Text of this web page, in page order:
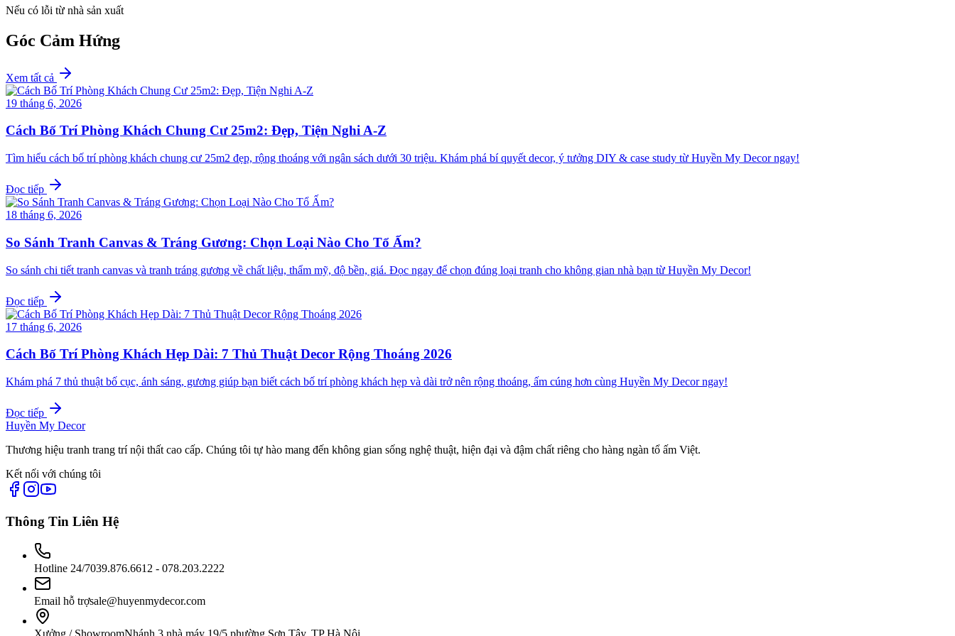
Nếu có lỗi từ nhà sản xuất
Góc Cảm Hứng
Xem tất cả
19 tháng 6, 2026
Cách Bố Trí Phòng Khách Chung Cư 25m2: Đẹp, Tiện Nghi A-Z
Tìm hiểu cách bố trí phòng khách chung cư 25m2 đẹp, rộng thoáng với ngân sách dưới 30 triệu. Khám phá bí quyết decor, ý tưởng DIY & case study từ Huyền My Decor ngay!
Đọc tiếp
18 tháng 6, 2026
So Sánh Tranh Canvas & Tráng Gương: Chọn Loại Nào Cho Tổ Ấm?
So sánh chi tiết tranh canvas và tranh tráng gương về chất liệu, thẩm mỹ, độ bền, giá. Đọc ngay để chọn đúng loại tranh cho không gian nhà bạn từ Huyền My Decor!
Đọc tiếp
17 tháng 6, 2026
Cách Bố Trí Phòng Khách Hẹp Dài: 7 Thủ Thuật Decor Rộng Thoáng 2026
Khám phá 7 thủ thuật bố cục, ánh sáng, gương giúp bạn biết cách bố trí phòng khách hẹp và dài trở nên rộng thoáng, ấm cúng hơn cùng Huyền My Decor ngay!
Đọc tiếp
Huyền My Decor
Thương hiệu tranh trang trí nội thất cao cấp. Chúng tôi tự hào mang đến không gian sống nghệ thuật, hiện đại và đậm chất riêng cho hàng ngàn tổ ấm Việt.
Kết nối với chúng tôi
Thông Tin Liên Hệ
Hotline 24/7039.876.6612 - 078.203.2222
Email hỗ trợsale@huyenmydecor.com